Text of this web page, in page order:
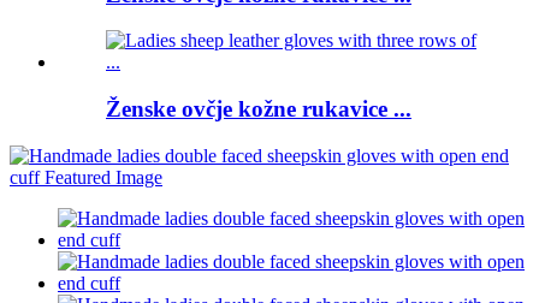
Ženske ovčje kožne rukavice ...